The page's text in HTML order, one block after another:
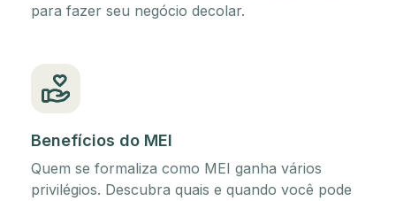
para fazer seu negócio decolar.
Benefícios do MEI
Quem se formaliza como MEI ganha vários
privilégios. Descubra quais e quando você pode